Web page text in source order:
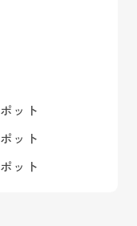
ット
ット
ット